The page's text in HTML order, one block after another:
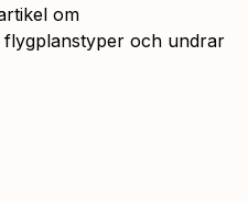
om
och undrar